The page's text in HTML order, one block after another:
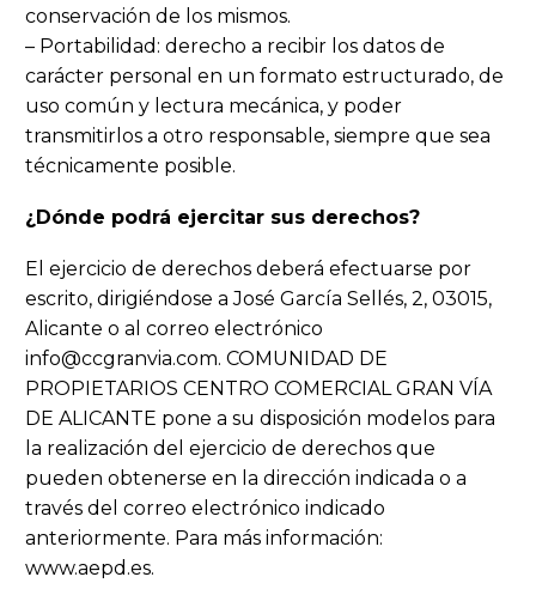
conservación de los mismos.
– Portabilidad: derecho a recibir los datos de
carácter personal en un formato estructurado, de
uso común y lectura mecánica, y poder
transmitirlos a otro responsable, siempre que sea
técnicamente posible.
¿Dónde podrá ejercitar sus derechos?
El ejercicio de derechos deberá efectuarse por
escrito, dirigiéndose a José García Sellés, 2, 03015,
Alicante o al correo electrónico
info@ccgranvia.com. COMUNIDAD DE
PROPIETARIOS CENTRO COMERCIAL GRAN VÍA
DE ALICANTE pone a su disposición modelos para
la realización del ejercicio de derechos que
pueden obtenerse en la dirección indicada o a
través del correo electrónico indicado
anteriormente. Para más información:
www.aepd.es.